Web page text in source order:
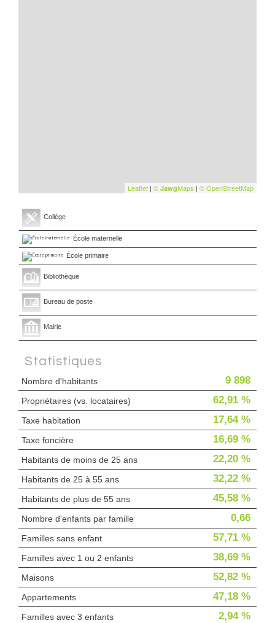
Leaflet | © JawgMaps | © OpenStreetMap
Collège
École maternelle
École primaire
Bibliothèque
Bureau de poste
Mairie
Statistiques
Nombre d'habitants 9 898
Propriétaires (vs. locataires) 62,91 %
Taxe habitation 17,64 %
Taxe foncière 16,69 %
Habitants de moins de 25 ans 22,20 %
Habitants de 25 à 55 ans 32,22 %
Habitants de plus de 55 ans 45,58 %
Nombre d'enfants par famille 0,66
Familles sans enfant 57,71 %
Familles avec 1 ou 2 enfants 38,69 %
Maisons 52,82 %
Appartements 47,18 %
Familles avec 3 enfants 2,94 %